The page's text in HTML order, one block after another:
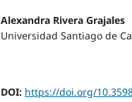
Alexandra Rivera Grajales
Universidad Santiago de
DOI: https://doi.org/